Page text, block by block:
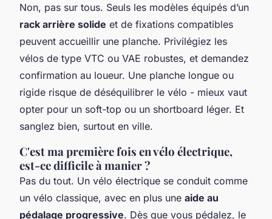
Non, pas sur tous. Seuls les modèles équipés d’un
rack arrière solide et de fixations compatibles
peuvent accueillir une planche. Privilégiez les
vélos de type VTC ou VAE robustes, et demandez
confirmation au loueur. Une planche longue ou
rigide risque de déséquilibrer le vélo - mieux vaut
opter pour un soft-top ou un shortboard léger. Et
sanglez bien, surtout en ville.
C'est ma première fois en vélo électrique,
est-ce difficile à manier ?
Pas du tout. Un vélo électrique se conduit comme
un vélo classique, avec en plus une aide au
pédalage progressive. Dès que vous pédalez, le